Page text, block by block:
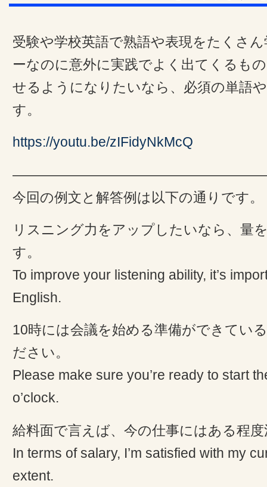
受験や学校英語で熟語や表現をたくさ
ーなのに意外に実践でよく出てくるも
せるようになりたいなら、必須の単語
す。
https://youtu.be/zIFidyNkMcQ
今回の例文と解答例は以下の通りです。
リスニング力をアップしたいなら、量
す。
To improve your listening ability, it’s
English.
10時には会議を始める準備ができてい
ださい。
Please make sure you’re ready to start
o’clock.
給料面で言えば、今の仕事にはある程
In terms of salary, I’m satisfied with my
extent.